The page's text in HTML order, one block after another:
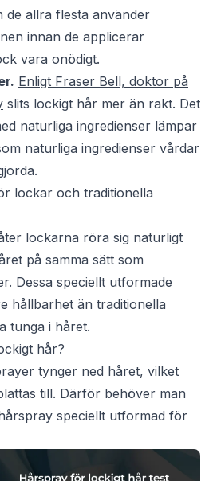
de allra flesta använder
innan de applicerar
vara onödigt.
Enligt Fraser Bell, doktor på
slits lockigt hår mer än rakt. Det
naturliga ingredienser lämpar
naturliga ingredienser vårdar
lockar och traditionella
lockarna röra sig naturligt
på samma sätt som
Dessa speciellt utformade
hållbarhet än traditionella
tunga i håret.
hår?
tynger ned håret, vilket
till. Därför behöver man
speciellt utformad för